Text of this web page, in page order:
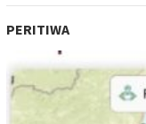
PERITIWA